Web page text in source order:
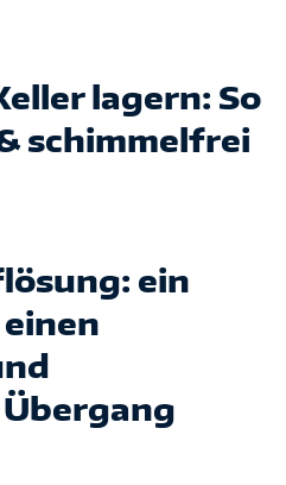
lagern: So
schimmelfrei
ein